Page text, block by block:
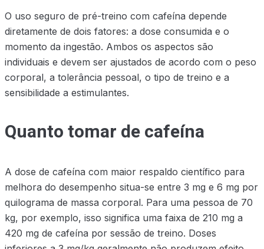
O uso seguro de pré-treino com cafeína depende
diretamente de dois fatores: a dose consumida e o
momento da ingestão. Ambos os aspectos são
individuais e devem ser ajustados de acordo com o peso
corporal, a tolerância pessoal, o tipo de treino e a
sensibilidade a estimulantes.
Quanto tomar de cafeína
A dose de cafeína com maior respaldo científico para
melhora do desempenho situa-se entre 3 mg e 6 mg por
quilograma de massa corporal. Para uma pessoa de 70
kg, por exemplo, isso significa uma faixa de 210 mg a
420 mg de cafeína por sessão de treino. Doses